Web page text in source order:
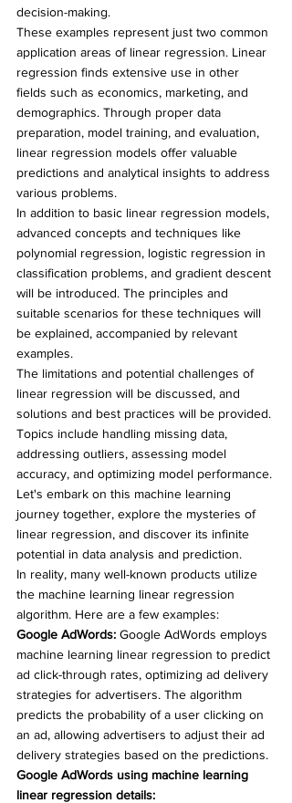
decision-making.
These examples represent just two common
application areas of linear regression. Linear
regression finds extensive use in other
fields such as economics, marketing, and
demographics. Through proper data
preparation, model training, and evaluation,
linear regression models offer valuable
predictions and analytical insights to address
various problems.
In addition to basic linear regression models,
advanced concepts and techniques like
polynomial regression, logistic regression in
classification problems, and gradient descent
will be introduced. The principles and
suitable scenarios for these techniques will
be explained, accompanied by relevant
examples.
The limitations and potential challenges of
linear regression will be discussed, and
solutions and best practices will be provided.
Topics include handling missing data,
addressing outliers, assessing model
accuracy, and optimizing model performance.
Let's embark on this machine learning
journey together, explore the mysteries of
linear regression, and discover its infinite
potential in data analysis and prediction.
In reality, many well-known products utilize
the machine learning linear regression
algorithm. Here are a few examples:
Google AdWords: Google AdWords employs
machine learning linear regression to predict
ad click-through rates, optimizing ad delivery
strategies for advertisers. The algorithm
predicts the probability of a user clicking on
an ad, allowing advertisers to adjust their ad
delivery strategies based on the predictions.
Google AdWords using machine learning
linear regression details: